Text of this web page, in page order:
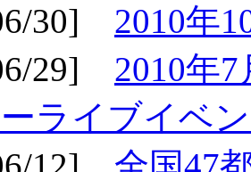
30] 2010年
29] 2010年
ライブイベ